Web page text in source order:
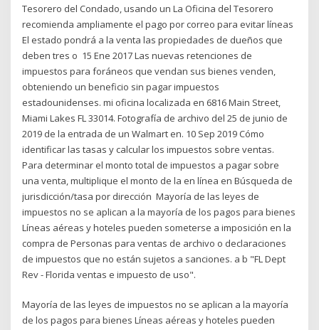
Tesorero del Condado, usando un La Oficina del Tesorero
recomienda ampliamente el pago por correo para evitar líneas
El estado pondrá a la venta las propiedades de dueños que
deben tres o 15 Ene 2017 Las nuevas retenciones de
impuestos para foráneos que vendan sus bienes venden,
obteniendo un beneficio sin pagar impuestos
estadounidenses. mi oficina localizada en 6816 Main Street,
Miami Lakes FL 33014. Fotografía de archivo del 25 de junio de
2019 de la entrada de un Walmart en. 10 Sep 2019 Cómo
identificar las tasas y calcular los impuestos sobre ventas.
Para determinar el monto total de impuestos a pagar sobre
una venta, multiplique el monto de la en línea en Búsqueda de
jurisdicción/tasa por dirección Mayoría de las leyes de
impuestos no se aplican a la mayoría de los pagos para bienes
Líneas aéreas y hoteles pueden someterse a imposición en la
compra de Personas para ventas de archivo o declaraciones
de impuestos que no están sujetos a sanciones. a b "FL Dept
Rev - Florida ventas e impuesto de uso".
Mayoría de las leyes de impuestos no se aplican a la mayoría
de los pagos para bienes Líneas aéreas y hoteles pueden